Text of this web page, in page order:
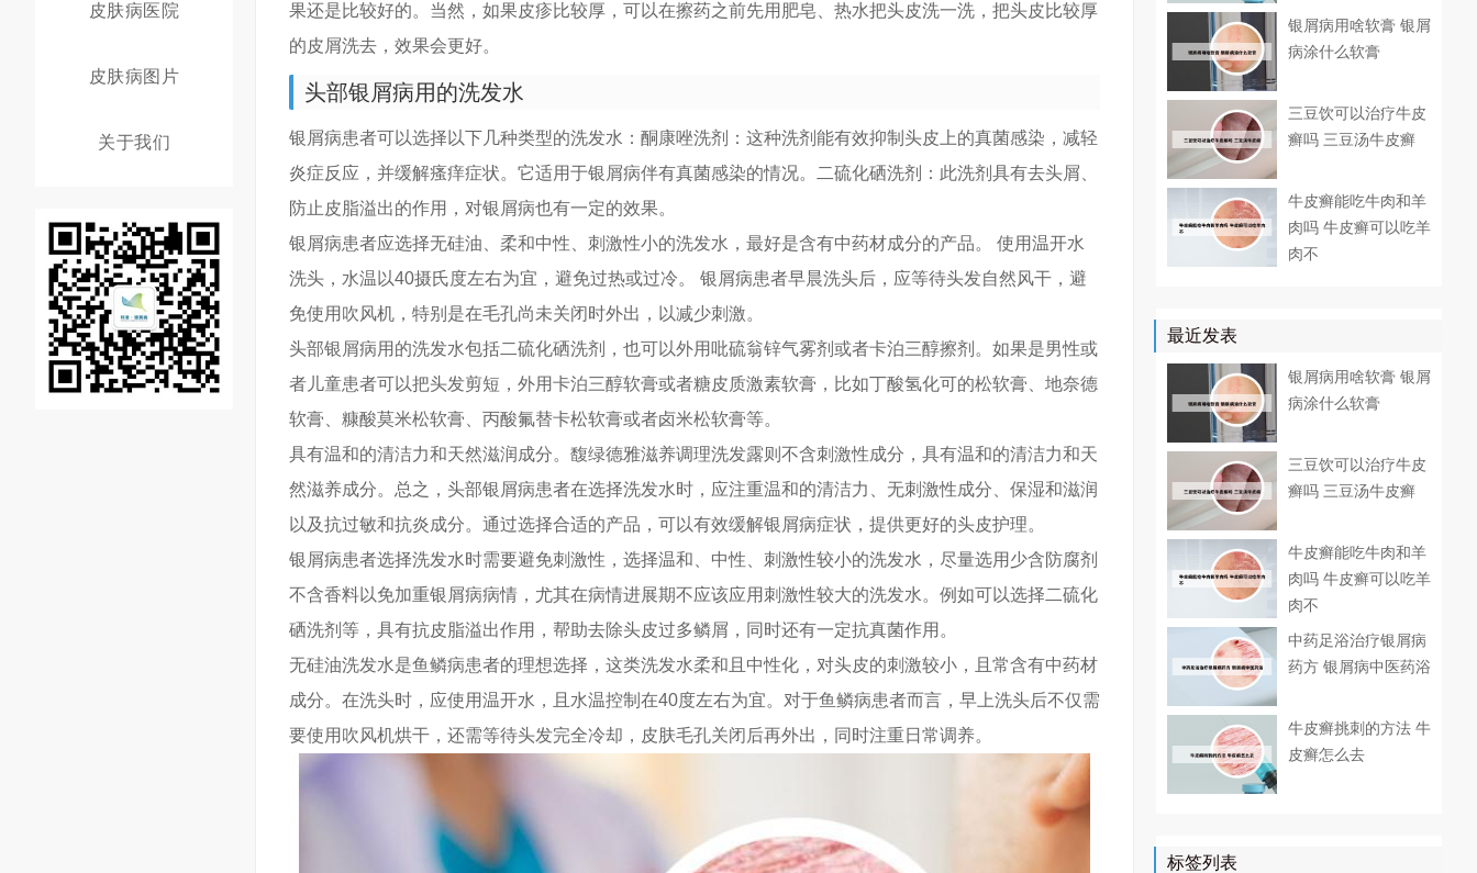
皮肤病医院
皮肤病图片
关于我们
果还是比较好的。当然，如果皮疹比较厚，可以在擦药之前先用肥皂、热水把头皮洗一洗，把头皮比较厚
的皮屑洗去，效果会更好。
头部银屑病用的洗发水
银屑病患者可以选择以下几种类型的洗发水：酮康唑洗剂：这种洗剂能有效抑制头皮上的真菌感染，减轻
炎症反应，并缓解瘙痒症状。它适用于银屑病伴有真菌感染的情况。二硫化硒洗剂：此洗剂具有去头屑、
防止皮脂溢出的作用，对银屑病也有一定的效果。
银屑病患者应选择无硅油、柔和中性、刺激性小的洗发水，最好是含有中药材成分的产品。 使用温开水
洗头，水温以40摄氏度左右为宜，避免过热或过冷。 银屑病患者早晨洗头后，应等待头发自然风干，避
免使用吹风机，特别是在毛孔尚未关闭时外出，以减少刺激。
头部银屑病用的洗发水包括二硫化硒洗剂，也可以外用吡硫翁锌气雾剂或者卡泊三醇擦剂。如果是男性或
者儿童患者可以把头发剪短，外用卡泊三醇软膏或者糖皮质激素软膏，比如丁酸氢化可的松软膏、地奈德
软膏、糠酸莫米松软膏、丙酸氟替卡松软膏或者卤米松软膏等。
具有温和的清洁力和天然滋润成分。馥绿德雅滋养调理洗发露则不含刺激性成分，具有温和的清洁力和天
然滋养成分。总之，头部银屑病患者在选择洗发水时，应注重温和的清洁力、无刺激性成分、保湿和滋润
以及抗过敏和抗炎成分。通过选择合适的产品，可以有效缓解银屑病症状，提供更好的头皮护理。
银屑病患者选择洗发水时需要避免刺激性，选择温和、中性、刺激性较小的洗发水，尽量选用少含防腐剂
不含香料以免加重银屑病病情，尤其在病情进展期不应该应用刺激性较大的洗发水。例如可以选择二硫化
硒洗剂等，具有抗皮脂溢出作用，帮助去除头皮过多鳞屑，同时还有一定抗真菌作用。
无硅油洗发水是鱼鳞病患者的理想选择，这类洗发水柔和且中性化，对头皮的刺激较小，且常含有中药材
成分。在洗头时，应使用温开水，且水温控制在40度左右为宜。对于鱼鳞病患者而言，早上洗头后不仅需
要使用吹风机烘干，还需等待头发完全冷却，皮肤毛孔关闭后再外出，同时注重日常调养。
银屑病用啥软膏 银屑
病涂什么软膏
三豆饮可以治疗牛皮
癣吗 三豆汤牛皮癣
牛皮癣能吃牛肉和羊
肉吗 牛皮癣可以吃羊
肉不
最近发表
银屑病用啥软膏 银屑
病涂什么软膏
三豆饮可以治疗牛皮
癣吗 三豆汤牛皮癣
牛皮癣能吃牛肉和羊
肉吗 牛皮癣可以吃羊
肉不
中药足浴治疗银屑病
药方 银屑病中医药浴
牛皮癣挑刺的方法 牛
皮癣怎么去
标签列表